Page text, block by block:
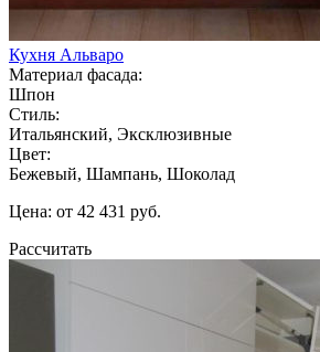
Кухня Альваро
Материал фасада:
Шпон
Стиль:
Итальянский, Эксклюзивные
Цвет:
Бежевый, Шампань, Шоколад
Цена: от 42 431 руб.
Рассчитать